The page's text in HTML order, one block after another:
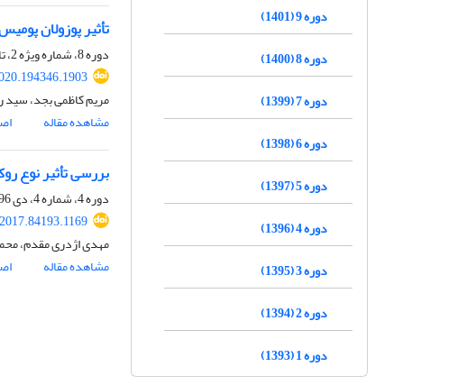
تأثیر پوزولان
دوره 8، شماره ویژه 2، تابستان 1400، صفحه
مریم کاظمی بجد، سید
مشاهده مقاله
بررسی تأثیر نوع
دوره 4، شماره 4، دی 1396، صفحه
مهدی اژدری مقدم،
مشاهده مقاله
دوره 9 (1401)
دوره 8 (1400)
دوره 7 (1399)
دوره 6 (1398)
دوره 5 (1397)
دوره 4 (1396)
دوره 3 (1395)
دوره 2 (1394)
دوره 1 (1393)